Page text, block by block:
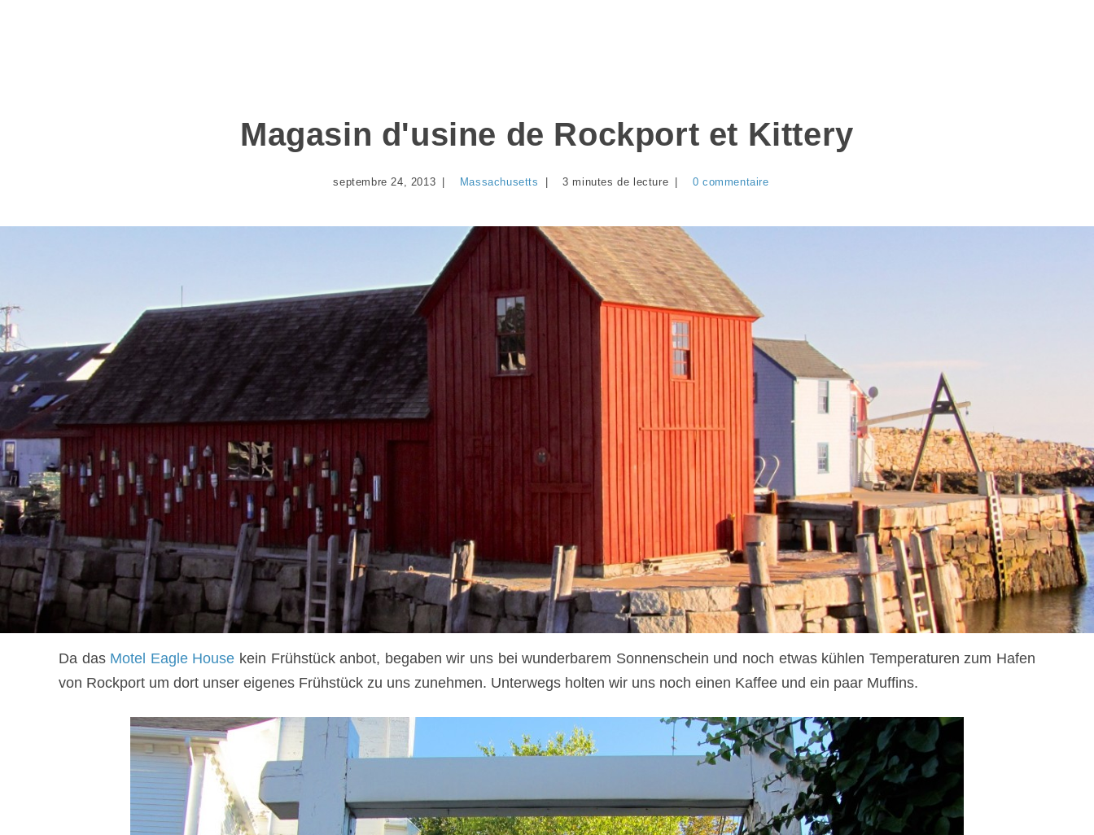
Magasin d'usine de Rockport et Kittery
septembre 24, 2013 Massachusetts 3 minutes de lecture 0 commentaire
Da das Motel Eagle House kein Frühstück anbot, begaben wir uns bei wunderbarem Sonnenschein und noch etwas kühlen Temperaturen zum Hafen
von Rockport um dort unser eigenes Frühstück zu uns zunehmen. Unterwegs holten wir uns noch einen Kaffee und ein paar Muffins.